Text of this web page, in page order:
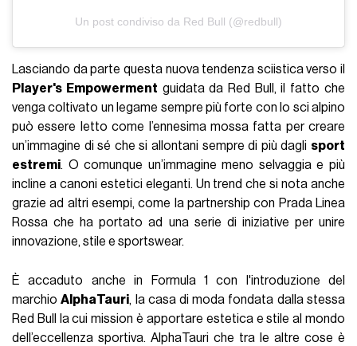
Un post condiviso da Red Bull (@redbull)
Lasciando da parte questa nuova tendenza sciistica verso il
Player's Empowerment guidata da Red Bull, il fatto che
venga coltivato un legame sempre più forte con lo sci alpino
può essere letto come l’ennesima mossa fatta per creare
un’immagine di sé che si allontani sempre di più dagli sport
estremi. O comunque un’immagine meno selvaggia e più
incline a canoni estetici eleganti. Un trend che si nota anche
grazie ad altri esempi, come la partnership con Prada Linea
Rossa che ha portato ad una serie di iniziative per unire
innovazione, stile e sportswear.
È accaduto anche in Formula 1 con l'introduzione del
marchioAlphaTauri, la casa di moda fondata dalla stessa
Red Bull la cui mission è apportare estetica e stile al mondo
dell’eccellenza sportiva. AlphaTauri che tra le altre cose è